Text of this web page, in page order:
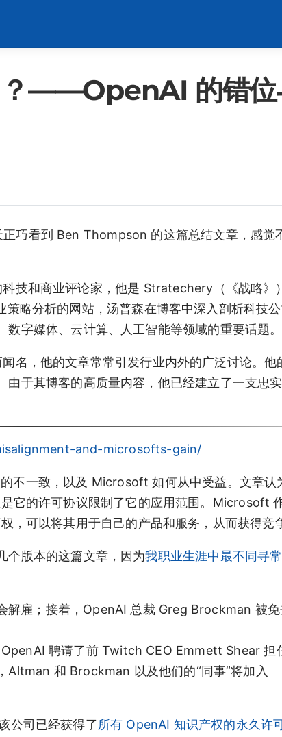
——OpenAI 的错位
正巧看到 Ben Thompson 的这篇总结文章，感觉
技和商业评论家，他是 Stratechery（《战略》
略分析的网站，汤普森在博客中深入剖析科技
字媒体、云计算、人工智能等领域的重要话题。
名，他的文章常常引发行业内外的广泛讨论。他
于其博客的高质量内容，他已经建立了一支忠
and-microsofts-gain/
不一致，以及 Microsoft 如何从中受益。文章认
它的许可协议限制了它的应用范围。Microsoft
可以将其用于自己的产品和服务，从而获得竞
个版本的这篇文章，因为我职业生涯中最不同寻
解雇；接着，OpenAI 总裁 Greg Brockman 被免
聘请了前 Twitch CEO Emmett Shear 担
，Altman 和 Brockman 以及他们的“同事”将加入
公司已经获得了所有 OpenAI 知识产权的永久许